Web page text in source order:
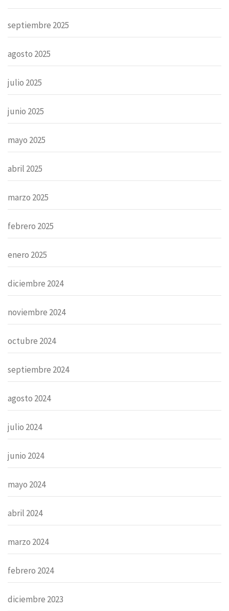
septiembre 2025
agosto 2025
julio 2025
junio 2025
mayo 2025
abril 2025
marzo 2025
febrero 2025
enero 2025
diciembre 2024
noviembre 2024
octubre 2024
septiembre 2024
agosto 2024
julio 2024
junio 2024
mayo 2024
abril 2024
marzo 2024
febrero 2024
diciembre 2023